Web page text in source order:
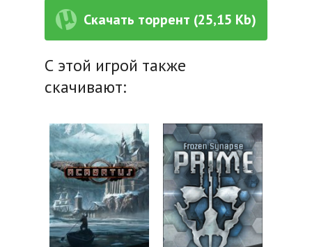
Скачать торрент (25,15 Kb)
С этой игрой также
скачивают: